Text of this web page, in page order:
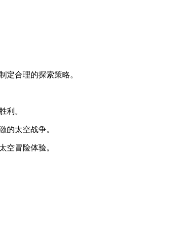
定合理的探索策略。
利。
的太空战争。
空冒险体验。